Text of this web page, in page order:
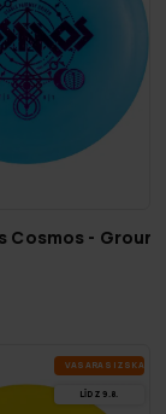
Cosmos - Ground
VA­SA­RAS IZ­SKA­ŅA
LĪDZ 9.8.